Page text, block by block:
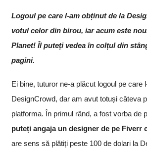
Logoul pe care l-am obținut de la
votul celor din birou, iar acum este
Planet! Îl puteți vedea în colțul din
pagini.
Ei bine, tuturor ne-a plăcut logoul pe care
DesignCrowd, dar am avut totuși câteva
platforma. În primul rând, a fost vorba de
puteți angaja un designer de pe Fiverr
are sens să plătiți peste 100 de dolari la